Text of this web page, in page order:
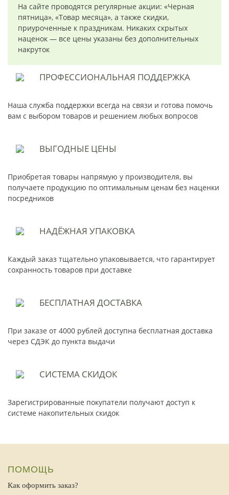
На сайте проводятся регулярные акции: «Черная
пятница», «Товар месяца», а также скидки,
приуроченные к праздникам. Никаких скрытых
наценок — все цены указаны без дополнительных
накруток
ПРОФЕССИОНАЛЬНАЯ ПОДДЕРЖКА
Наша служба поддержки всегда на связи и готова помочь
вам с выбором товаров и решением любых вопросов
ВЫГОДНЫЕ ЦЕНЫ
Приобретая товары напрямую у производителя, вы
получаете продукцию по оптимальным ценам без наценки
посредников
НАДЁЖНАЯ УПАКОВКА
Каждый заказ тщательно упаковывается, что гарантирует
сохранность товаров при доставке
БЕСПЛАТНАЯ ДОСТАВКА
При заказе от 4000 рублей доступна бесплатная доставка
через СДЭК до пункта выдачи
СИСТЕМА СКИДОК
Зарегистрированные покупатели получают доступ к
системе накопительных скидок
ПОМОЩЬ
Как оформить заказ?